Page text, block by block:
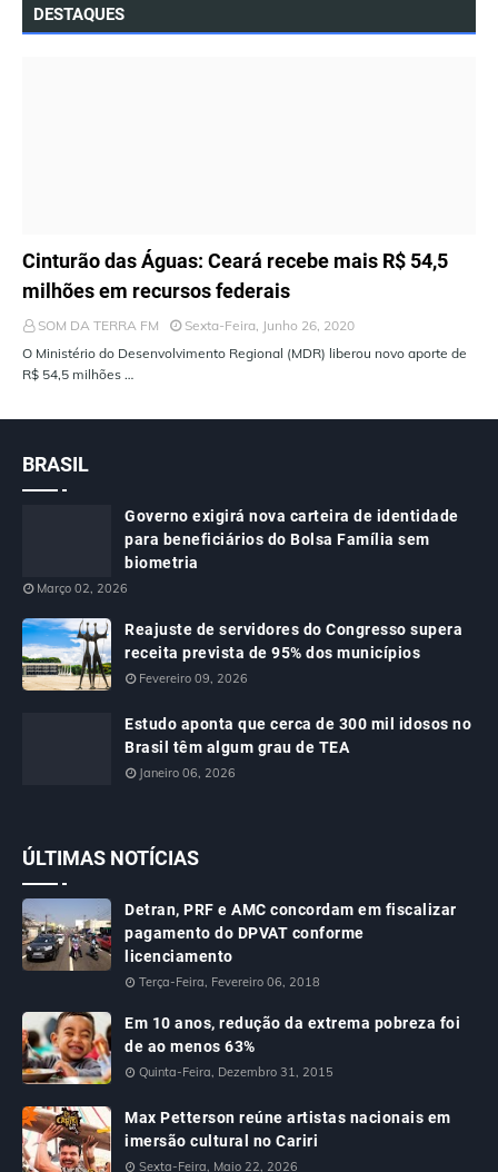
DESTAQUES
ÚLTIMAS NOTÍCIAS
Cinturão das Águas: Ceará recebe mais R$ 54,5
milhões em recursos federais
SOM DA TERRA FM
Sexta-Feira, Junho 26, 2020
O Ministério do Desenvolvimento Regional (MDR) liberou novo aporte de
R$ 54,5 milhões …
BRASIL
Governo exigirá nova carteira de identidade
para beneficiários do Bolsa Família sem
biometria
Março 02, 2026
Reajuste de servidores do Congresso supera
receita prevista de 95% dos municípios
Fevereiro 09, 2026
Estudo aponta que cerca de 300 mil idosos no
Brasil têm algum grau de TEA
Janeiro 06, 2026
ÚLTIMAS NOTÍCIAS
Detran, PRF e AMC concordam em fiscalizar
pagamento do DPVAT conforme
licenciamento
Terça-Feira, Fevereiro 06, 2018
Em 10 anos, redução da extrema pobreza foi
de ao menos 63%
Quinta-Feira, Dezembro 31, 2015
Max Petterson reúne artistas nacionais em
imersão cultural no Cariri
Sexta-Feira, Maio 22, 2026